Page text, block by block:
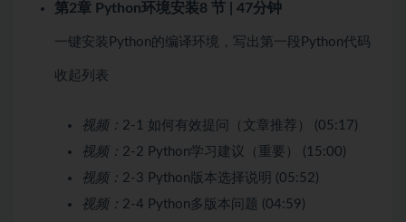
第2章 Python环境安装8 节 | 47分钟
一键安装Python的编译环境，写出第一段Python代码
收起列表
视频： 2-1 如何有效提问（文章推荐） (05:17)
视频： 2-2 Python学习建议（重要） (15:00)
视频： 2-3 Python版本选择说明 (05:52)
视频： 2-4 Python多版本问题 (04:59)